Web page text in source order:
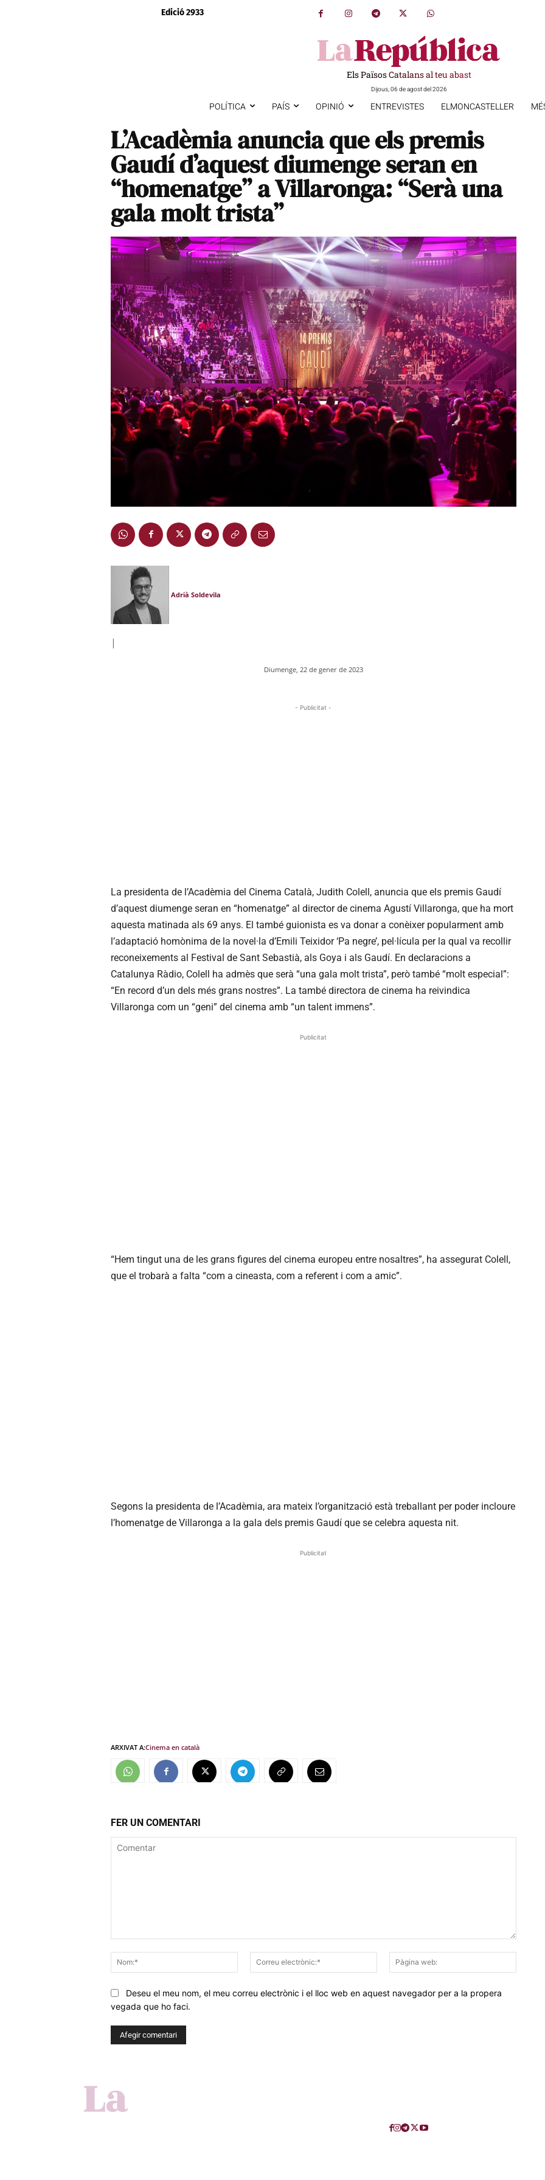
Edició 2933
Els Països Catalans al teu abast
Dijous, 06 de agost del 2026
POLÍTICA PAÍS OPINIÓ ENTREVISTES ELMONCASTELLER
L’Acadèmia anuncia que els premis
Gaudí d’aquest diumenge seran en
“homenatge” a Villaronga: “Serà una
gala molt trista”
Adrià Soldevila
|
Diumenge, 22 de gener de 2023
- Publicitat -
La presidenta de l’Acadèmia del Cinema Català, Judith Colell, anuncia que els premis Gaudí
d’aquest diumenge seran en “homenatge” al director de cinema Agustí Villaronga, que ha mort
aquesta matinada als 69 anys. El també guionista es va donar a conèixer popularment amb
l’adaptació homònima de la novel·la d’Emili Teixidor ‘Pa negre’, pel·lícula per la qual va recollir
reconeixements al Festival de Sant Sebastià, als Goya i als Gaudí. En declaracions a
Catalunya Ràdio, Colell ha admès que serà “una gala molt trista”, però també “molt especial”:
“En record d’un dels més grans nostres”. La també directora de cinema ha reivindica
Villaronga com un “geni” del cinema amb “un talent immens”.
Publicitat
“Hem tingut una de les grans figures del cinema europeu entre nosaltres”, ha assegurat Colell,
que el trobarà a falta “com a cineasta, com a referent i com a amic”.
Segons la presidenta de l’Acadèmia, ara mateix l’organització està treballant per poder incloure
l’homenatge de Villaronga a la gala dels premis Gaudí que se celebra aquesta nit.
Publicitat
ARXIVAT A:Cinema en català
FER UN COMENTARI
Nom:*
Correu
electrònic:*
web:
Deseu el meu nom, el meu correu electrònic i el lloc web en aquest navegador per a la propera
vegada que ho faci.